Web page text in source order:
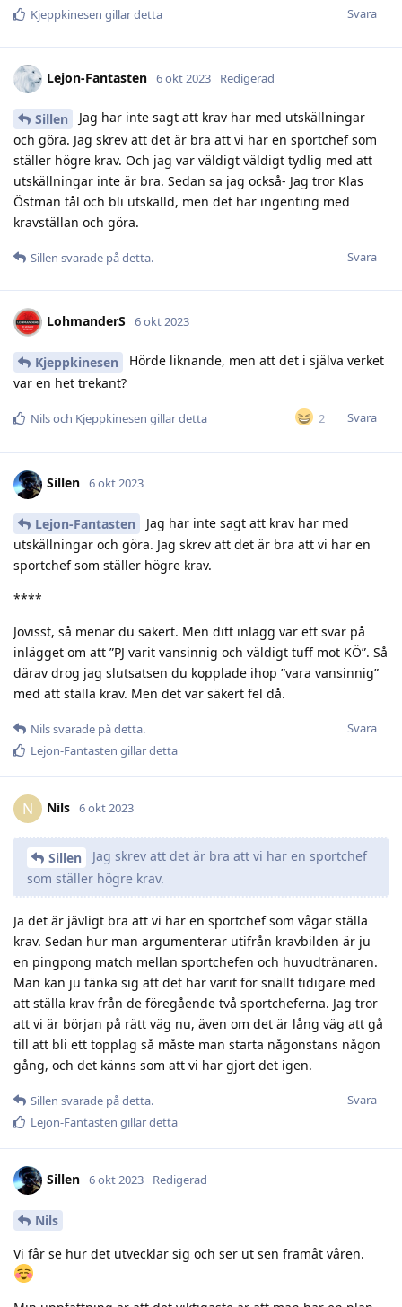
Svara
Kjeppkinesen gillar detta
Lejon-Fantasten 6 okt 2023 Redigerad
Sillen
Jag har inte sagt att krav har med utskällningar
och göra. Jag skrev att det är bra att vi har en sportchef som
ställer högre krav. Och jag var väldigt väldigt tydlig med att
utskällningar inte är bra. Sedan sa jag också- Jag tror Klas
Östman tål och bli utskälld, men det har ingenting med
kravställan och göra.
Svara
Sillen svarade på detta.
LohmanderS 6 okt 2023
Kjeppkinesen
Hörde liknande, men att det i själva verket
var en het trekant?
2 Svara
Nilsoch Kjeppkinesen gillar detta
Sillen 6 okt 2023
Lejon-Fantasten
Jag har inte sagt att krav har med
utskällningar och göra. Jag skrev att det är bra att vi har en
sportchef som ställer högre krav.
****
Jovisst, så menar du säkert. Men ditt inlägg var ett svar på
inlägget om att ”PJ varit vansinnig och väldigt tuff mot KÖ”. Så
därav drog jag slutsatsen du kopplade ihop ”vara vansinnig”
med att ställa krav. Men det var säkert fel då.
Svara
Nilssvarade på detta.
Lejon-Fantasten gillar detta
N Nils 6 okt 2023
Sillen
Jag skrev att det är bra att vi har en sportchef
som ställer högre krav.
Ja det är jävligt bra att vi har en sportchef som vågar ställa
krav. Sedan hur man argumenterar utifrån kravbilden är ju
en pingpong match mellan sportchefen och huvudtränaren.
Man kan ju tänka sig att det har varit för snällt tidigare med
att ställa krav från de föregående två sportcheferna. Jag tror
att vi är början på rätt väg nu, även om det är lång väg att gå
till att bli ett topplag så måste man starta någonstans någon
gång, och det känns som att vi har gjort det igen.
Svara
Sillen svarade på detta.
Lejon-Fantasten gillar detta
Sillen 6 okt 2023 Redigerad
Nils
Vi får se hur det utvecklar sig och ser ut sen framåt våren.